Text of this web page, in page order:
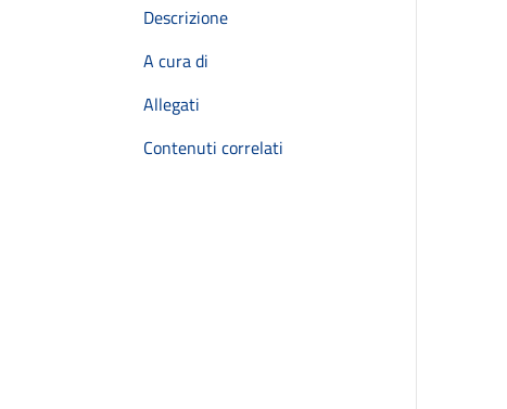
Descrizione
A cura di
Allegati
Contenuti correlati